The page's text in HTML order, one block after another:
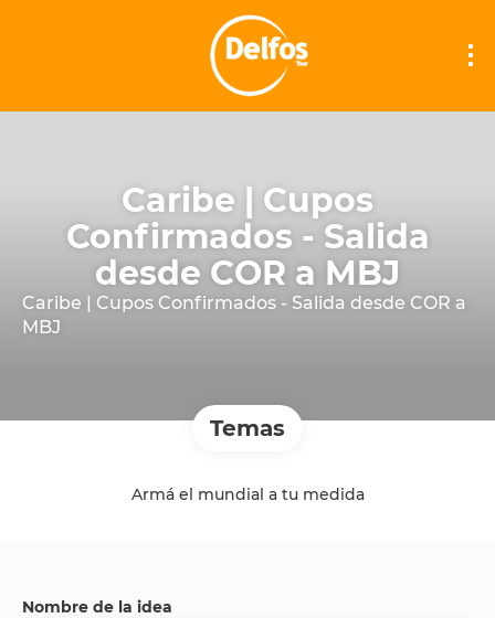
Caribe | Cupos
Confirmados - Salida
desde COR a MBJ
Caribe | Cupos Confirmados - Salida desde COR a
MBJ
Temas
Armá el mundial a tu medida
Nombre de la idea